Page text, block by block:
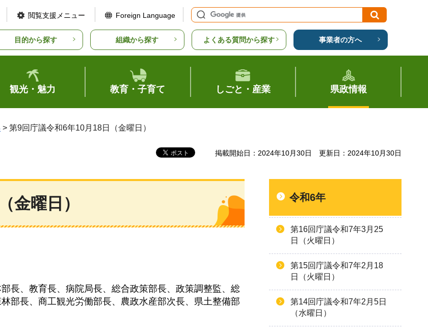
閲覧支援メニュー Foreign Language
目的から探す 組織から探す よくある質問から探す 事業者の方へ
観光・魅力 教育・子育て しごと・産業 県政情報
> 第9回庁議令和6年10月18日（金曜日）
掲載開始日：2024年10月30日 更新日：2024年10月30日
金曜日）
長、教育長、病院局長、総合政策部長、政策調整監、総
部長、商工観光労働部長、農政水産部次長、県土整備部
令和6年
第16回庁議令和7年3月25
日（火曜日）
第15回庁議令和7年2月18
日（火曜日）
第14回庁議令和7年2月5日
（水曜日）